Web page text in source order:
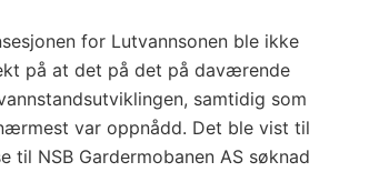
for Lutvannsonen ble ikke
på at det på det på daværende
samtidig som
var oppnådd. Det ble vist til
til NSB Gardermobanen AS søknad